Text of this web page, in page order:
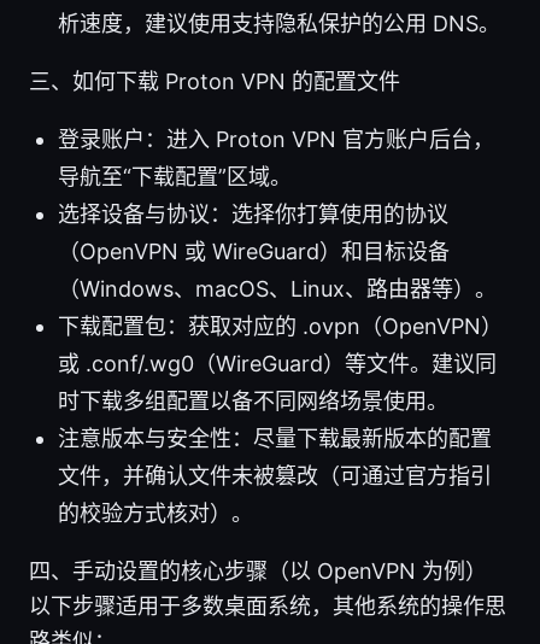
析速度，建议使用支持隐私保护的公用 DNS。
三、如何下载 Proton VPN 的配置文件
登录账户：进入 Proton VPN 官方账户后台，
导航至“下载配置”区域。
选择设备与协议：选择你打算使用的协议
（OpenVPN 或 WireGuard）和目标设备
（Windows、macOS、Linux、路由器等）。
下载配置包：获取对应的 .ovpn（OpenVPN）
或 .conf/.wg0（WireGuard）等文件。建议同
时下载多组配置以备不同网络场景使用。
注意版本与安全性：尽量下载最新版本的配置
文件，并确认文件未被篡改（可通过官方指引
的校验方式核对）。
四、手动设置的核心步骤（以 OpenVPN 为例）
以下步骤适用于多数桌面系统，其他系统的操作思